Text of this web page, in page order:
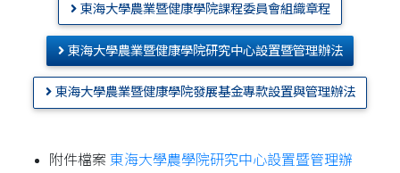
東海大學農業暨健康學院課程委員會組織章程
東海大學農業暨健康學院研究中心設置暨管理辦法
東海大學農業暨健康學院發展基金專款設置與管理辦法
附件檔案 東海大學農學院研究中心設置暨管理辦